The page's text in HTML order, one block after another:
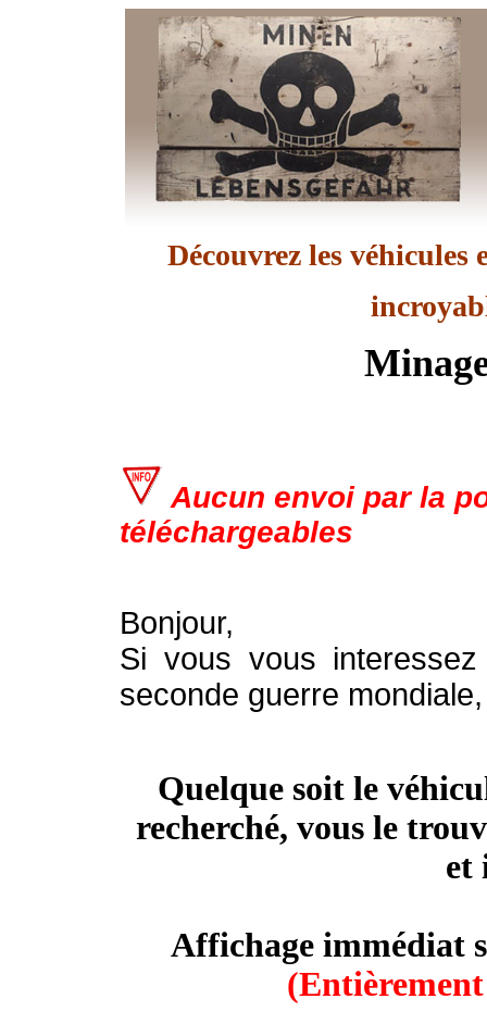
Découvrez les
Aucun envoi par la
téléchargeables
Bonjour,
Si vous vous
seconde guerre
Quelque soit le
recherché, vous le
et
Affichage immédiat